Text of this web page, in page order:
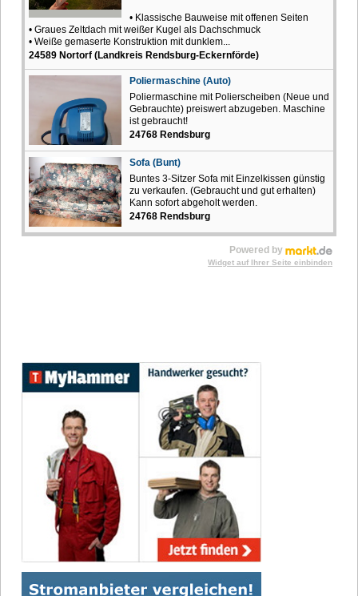
• Klassische Bauweise mit offenen Seiten
• Graues Zeltdach mit weißer Kugel als Dachschmuck
• Weiße gemaserte Konstruktion mit dunklem...
24589 Nortorf (Landkreis Rendsburg-Eckernförde)
Poliermaschine (Auto)
Poliermaschine mit Polierscheiben (Neue und
Gebrauchte) preiswert abzugeben. Maschine
ist gebraucht!
24768 Rendsburg
Sofa (Bunt)
Buntes 3-Sitzer Sofa mit Einzelkissen günstig
zu verkaufen. (Gebraucht und gut erhalten)
Kann sofort abgeholt werden.
24768 Rendsburg
Powered by
Widget auf Ihrer Seite einbinden